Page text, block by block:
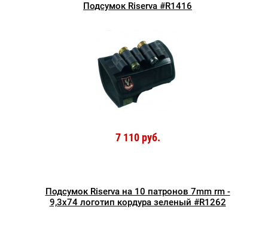
Подсумок Riserva #R1416
7 110 руб.
Подсумок Riserva на 10 патронов 7mm rm -
9,3x74 логотип кордура зеленый #R1262